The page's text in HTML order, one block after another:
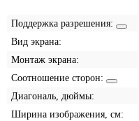
Поддержка разрешения:
Вид экрана:
Монтаж экрана:
Соотношение сторон:
Диагональ, дюймы:
Ширина изображения, см: